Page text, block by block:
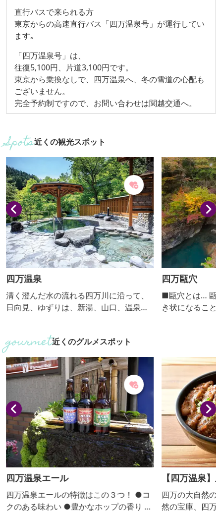
直行バスで来られる方
東京からの高速直行バス「四万温泉号」が運行してい
ます｡
「四万温泉号」は、
往復5,100円、片道3,100円です。
東京から乗換なしで、四万温泉へ、冬の雪道の心配も
ございません。
完全予約制ですので、お問い合わせは関越交通へ。
近くの観光スポット
四万温泉
清く澄んだ水の流れる四万川に沿って、
日向見、ゆずりは、新湯、山口、温泉口
には、「四万（よんまん）の病に効く温
泉」ということからこの名がついた、と
の言い伝えがあります。 肌に吸い付くよ
うな湯の特徴は、炭酸水素塩泉、硫化塩
泉、硫黄泉を併せ持つ「三大美人泉
質」。クレンジング、デトックス、保湿
が期待できる「美肌の湯」として高く...
四万甌穴
■甌穴とは… 甌
き状になること
自然が作り出
はないでしょう
下流約130mの
りとわかるもの
35㎝～1.5m、
5㎝～2...
近くのグルメスポット
四万温泉エール
四万温泉エールの特徴はこの３つ！ ●コ
クのある味わい ●豊かなホップの香り ●
【四万温泉
afe
四万の大自然の
然の宝庫、四万